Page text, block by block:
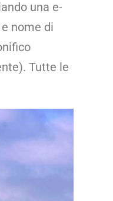
una e-
nome di
Tutte le